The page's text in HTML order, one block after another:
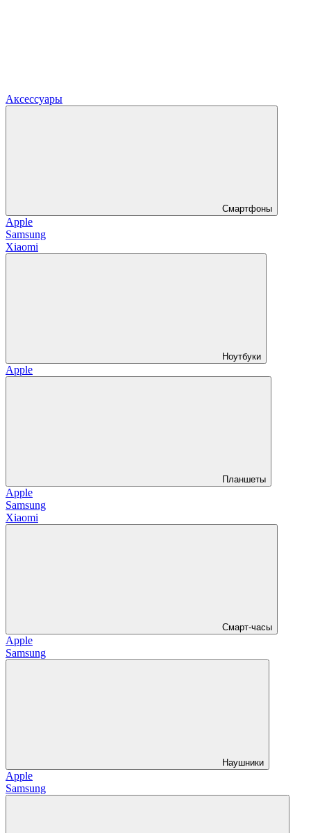
Аксессуары
Смартфоны
Apple
Samsung
Xiaomi
Ноутбуки
Apple
Планшеты
Apple
Samsung
Xiaomi
Смарт-часы
Apple
Samsung
Наушники
Apple
Samsung